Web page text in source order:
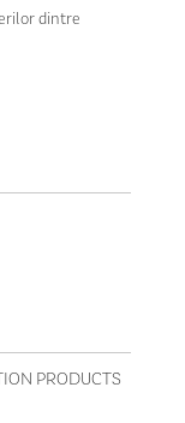
dintre
PRODUCTS